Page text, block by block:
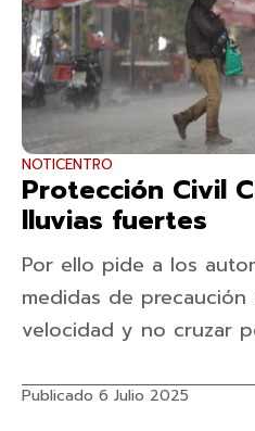
NOTICENTRO
Protección Civil
lluvias fuertes
Por ello pide a los
medidas de
velocidad y no cruzar
Publicado 6 Julio 2025